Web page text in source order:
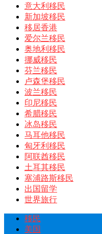
意大利移民
新加坡移民
移居香港
爱尔兰移民
奥地利移民
挪威移民
芬兰移民
卢森堡移民
波兰移民
印尼移民
希腊移民
冰岛移民
马耳他移民
匈牙利移民
阿联酋移民
土耳其移民
塞浦路斯移民
出国留学
世界旅行
移民
美国